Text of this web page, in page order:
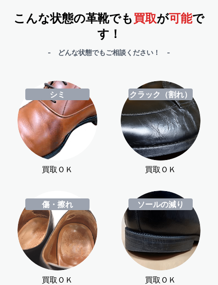
こんな状態の革靴でも買取が可能で
す！
- どんな状態でもご相談ください！ -
シミ
買取ＯＫ
クラック（割れ）
買取ＯＫ
傷・擦れ
買取ＯＫ
ソールの減り
買取ＯＫ